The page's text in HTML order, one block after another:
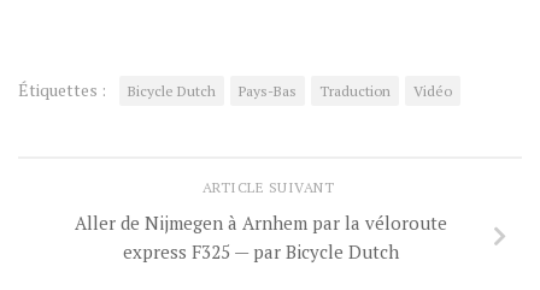
Étiquettes : Bicycle Dutch Pays-Bas Traduction Vidéo
ARTICLE SUIVANT
Aller de Nijmegen à Arnhem par la véloroute
express F325 — par Bicycle Dutch